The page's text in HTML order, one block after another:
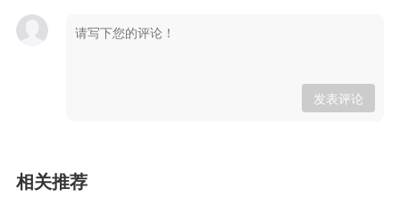
发表评论
相关推荐